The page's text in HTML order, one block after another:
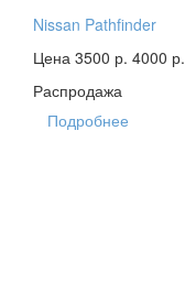
Nissan Pathfinder
Цена 3500 р. 4000 р.
Распродажа
Подробнее